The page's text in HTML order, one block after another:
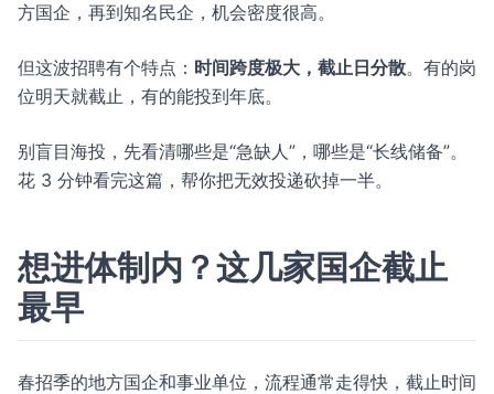
方国企，再到知名民企，机会密度很高。
但这波招聘有个特点： 时间跨度极大，截止日分散。有的岗
位明天就截止，有的能投到年底。
别盲目海投，先看清哪些是“急缺人”，哪些是“长线储备”。
花 3 分钟看完这篇，帮你把无效投递砍掉一半。
想进体制内？这几家国企截止
最早
春招季的地方国企和事业单位，流程通常走得快，截止时间